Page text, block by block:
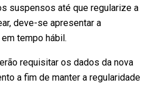
suspensos até que regularize a
deve-se apresentar a
tempo hábil.
requisitar os dados da nova
a fim de manter a regularidade